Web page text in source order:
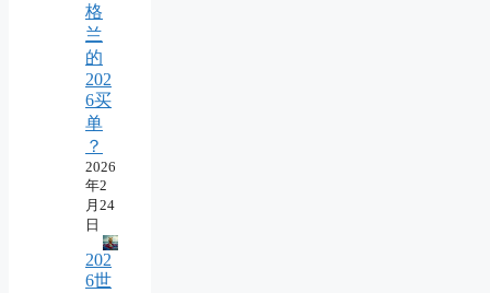
格
兰
的
202
6买
单
？
2026
年2
月24
日
202
6世